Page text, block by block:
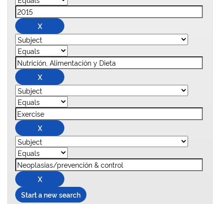
Start a new search